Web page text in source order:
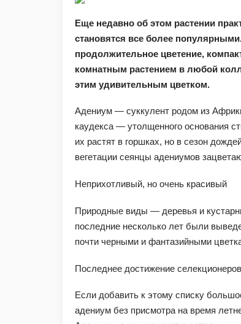
Еще недавно об этом растении
становятся все более
продолжительное цветение,
комнатным растением в любой
этим удивительным цветком.
Адениум — суккулент родом из
каудекса — утолщенного основания
их растят в горшках, но в сезон
вегетации сеянцы адениумов
Неприхотливый, но очень красивый
Природные виды — деревья и
последние несколько лет были
почти черными и фантазийными
Последнее достижение
Если добавить к этому списку
адениум без присмотра на время